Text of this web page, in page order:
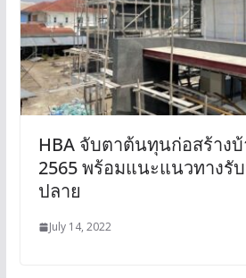
HBA จับตาต้นทุนก่อสร้าง
2565 พร้อมแนะแนวทาง
ปลาย
July 14, 2022